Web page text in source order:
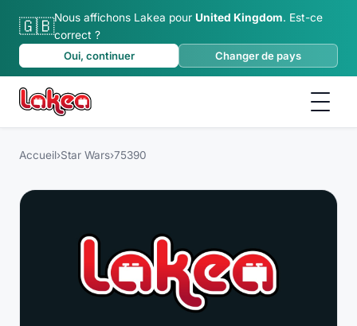
🇬🇧Nous affichons Lakea pour United Kingdom. Est-ce
correct ?
Oui, continuer
Changer de pays
Accueil›Star Wars›75390